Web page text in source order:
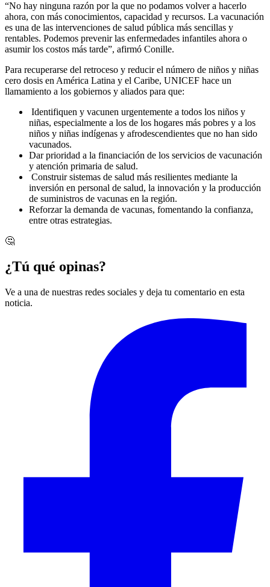
“No hay ninguna razón por la que no podamos volver a hacerlo
ahora, con más conocimientos, capacidad y recursos. La vacunación
es una de las intervenciones de salud pública más sencillas y
rentables. Podemos prevenir las enfermedades infantiles ahora o
asumir los costos más tarde”, afirmó Conille.
Para recuperarse del retroceso y reducir el número de niños y niñas
cero dosis en América Latina y el Caribe, UNICEF hace un
llamamiento a los gobiernos y aliados para que:
Identifiquen y vacunen urgentemente a todos los niños y
niñas, especialmente a los de los hogares más pobres y a los
niños y niñas indígenas y afrodescendientes que no han sido
vacunados.
Dar prioridad a la financiación de los servicios de vacunación
y atención primaria de salud.
Construir sistemas de salud más resilientes mediante la
inversión en personal de salud, la innovación y la producción
de suministros de vacunas en la región.
Reforzar la demanda de vacunas, fomentando la confianza,
entre otras estrategias.
🤔
¿Tú qué opinas?
Ve a una de nuestras redes sociales y deja tu comentario en esta
noticia.